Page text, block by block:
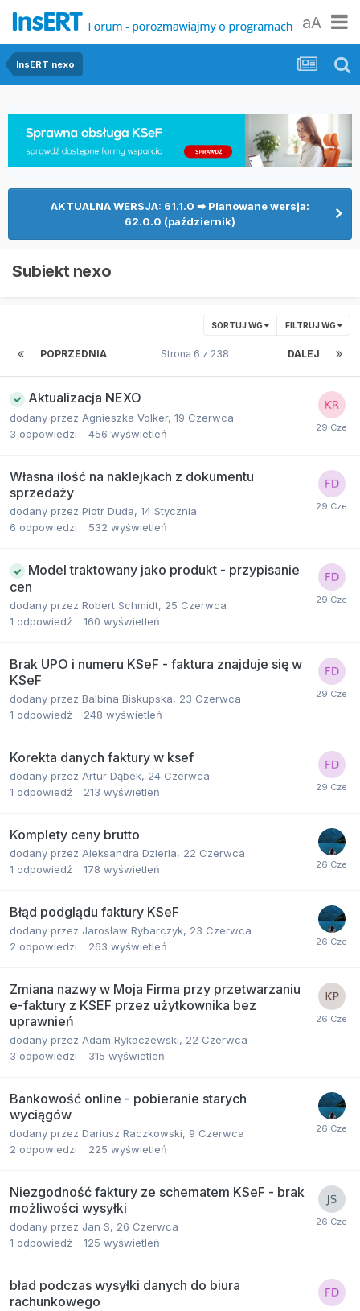
aA
InsERT nexo
AKTUALNA WERSJA: 61.1.0 ➡ Planowane wersja:
62.0.0 (październik)
Subiekt nexo
SORTUJ WG FILTRUJ WG
POPRZEDNIA DALEJ
Strona 6 z 238
Aktualizacja NEXO
dodany przez Agnieszka Volker, 19 Czerwca
3 odpowiedzi 456 wyświetleń
Własna ilość na naklejkach z dokumentu
sprzedaży
dodany przez Piotr Duda, 14 Stycznia
6 odpowiedzi 532 wyświetleń
Model traktowany jako produkt - przypisanie
cen
dodany przez Robert Schmidt, 25 Czerwca
1 odpowiedź 160 wyświetleń
Brak UPO i numeru KSeF - faktura znajduje się w
KSeF
dodany przez Balbina Biskupska, 23 Czerwca
1 odpowiedź 248 wyświetleń
Korekta danych faktury w ksef
dodany przez Artur Dąbek, 24 Czerwca
1 odpowiedź 213 wyświetleń
Komplety ceny brutto
dodany przez Aleksandra Dzierla, 22 Czerwca
1 odpowiedź 178 wyświetleń
Błąd podglądu faktury KSeF
dodany przez Jarosław Rybarczyk, 23 Czerwca
2 odpowiedzi 263 wyświetleń
Zmiana nazwy w Moja Firma przy przetwarzaniu
e-faktury z KSEF przez użytkownika bez
uprawnień
dodany przez Adam Rykaczewski, 22 Czerwca
3 odpowiedzi 315 wyświetleń
Bankowość online - pobieranie starych
wyciągów
dodany przez Dariusz Raczkowski, 9 Czerwca
2 odpowiedzi 225 wyświetleń
Niezgodność faktury ze schematem KSeF - brak
możliwości wysyłki
dodany przez Jan S, 26 Czerwca
1 odpowiedź 125 wyświetleń
bład podczas wysyłki danych do biura
rachunkowego